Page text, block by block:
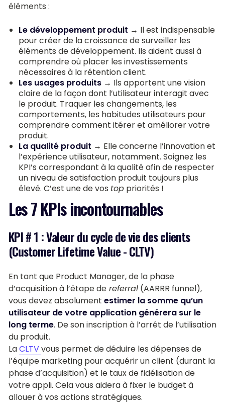
éléments :
Le développement produit → Il est indispensable
pour créer de la croissance de surveiller les
éléments de développement. Ils aident aussi à
comprendre où placer les investissements
nécessaires à la rétention client.
Les usages produits → Ils apportent une vision
claire de la façon dont l’utilisateur interagit avec
le produit. Traquer les changements, les
comportements, les habitudes utilisateurs pour
comprendre comment itérer et améliorer votre
produit.
La qualité produit → Elle concerne l’innovation et
l’expérience utilisateur, notamment. Soignez les
KPI’s correspondant à la qualité afin de respecter
un niveau de satisfaction produit toujours plus
élevé. C’est une de vos top priorités !
Les 7 KPIs incontournables
KPI # 1 : Valeur du cycle de vie des clients
(Customer Lifetime Value - CLTV)
En tant que Product Manager, de la phase
d’acquisition à l’étape de referral (AARRR funnel),
vous devez absolument estimer la somme qu’un
utilisateur de votre application générera sur le
long terme. De son inscription à l’arrêt de l’utilisation
du produit.
LaCLTVvous permet de déduire les dépenses de
l’équipe marketing pour acquérir un client (durant la
phase d’acquisition) et le taux de fidélisation de
votre appli. Cela vous aidera à fixer le budget à
allouer à vos actions stratégiques.